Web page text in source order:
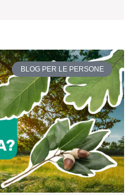
BLOG PER LE PERSONE